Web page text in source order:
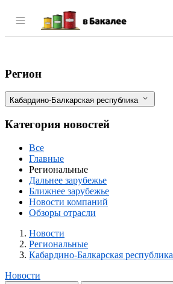
Раздел навигации по
В КБР отгрузили
Фильтры
Регион
Кабардино-Балкарская республика
Категория новостей
Все
Главные
Региональные
Дальнее зарубежье
Ближнее зарубежье
Новости компаний
Обзоры отрасли
Новости
Разделы
Новости
Региональные
Кабардино-Балкарская республика
Новости